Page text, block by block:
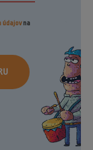
údajovna